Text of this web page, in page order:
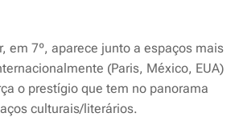
em 7º, aparece junto a espaços mais
(Paris, México, EUA)
o prestígio que tem no panorama
culturais/literários.